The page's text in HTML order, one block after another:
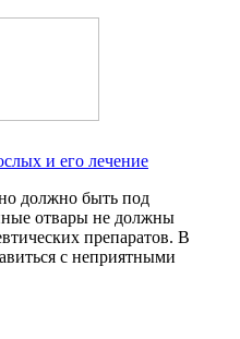
и его лечение
должно быть под
отвары не должны
препаратов. В
с неприятными